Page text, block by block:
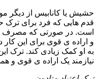
حشیش یا کانابیس از دیگر
قدم هایی که فرد برای ترک
است. در صورتی که مصرف
و اراده ی قوی برای این کار
به او کمک زیادی کند. ترک
نیازمند یک اراده ی قوی و